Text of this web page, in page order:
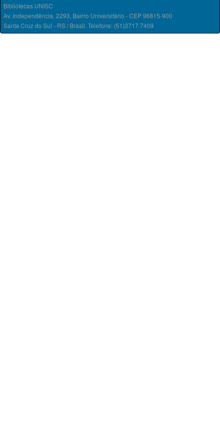
Bibliotecas UNISC
Av. Independência, 2293, Bairro Universitário - CEP 96815-900
Santa Cruz do Sul - RS / Brasil. Telefone: (51)3717.7409